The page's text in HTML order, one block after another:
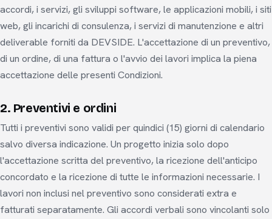
accordi, i servizi, gli sviluppi software, le applicazioni mobili, i siti
web, gli incarichi di consulenza, i servizi di manutenzione e altri
deliverable forniti da DEVSIDE. L'accettazione di un preventivo,
di un ordine, di una fattura o l'avvio dei lavori implica la piena
accettazione delle presenti Condizioni.
2. Preventivi e ordini
Tutti i preventivi sono validi per quindici (15) giorni di calendario
salvo diversa indicazione. Un progetto inizia solo dopo
l'accettazione scritta del preventivo, la ricezione dell'anticipo
concordato e la ricezione di tutte le informazioni necessarie. I
lavori non inclusi nel preventivo sono considerati extra e
fatturati separatamente. Gli accordi verbali sono vincolanti solo